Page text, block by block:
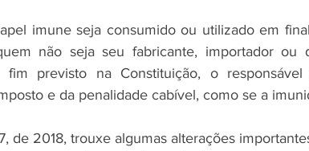
imune seja consumido ou utilizado em
não seja seu fabricante, importador ou
fim previsto na Constituição, o
e da penalidade cabível, como se a
de 2018, trouxe algumas alterações